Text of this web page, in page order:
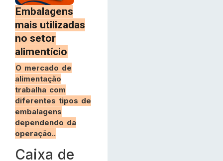
Embalagens
mais utilizadas
no setor
alimentício
O mercado de
alimentação
trabalha com
diferentes tipos de
embalagens
dependendo da
operação..
Caixa de